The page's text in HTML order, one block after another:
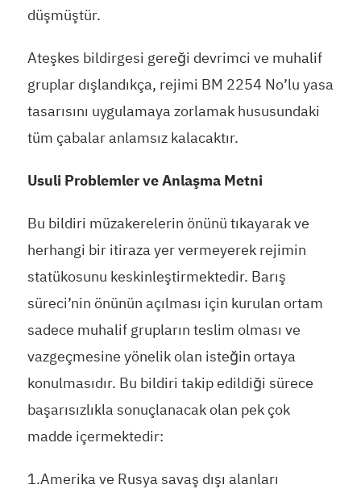
düşmüştür.
Ateşkes bildirgesi gereği devrimci ve muhalif
gruplar dışlandıkça, rejimi BM 2254 No’lu yasa
tasarısını uygulamaya zorlamak hususundaki
tüm çabalar anlamsız kalacaktır.
Usuli Problemler ve Anlaşma Metni
Bu bildiri müzakerelerin önünü tıkayarak ve
herhangi bir itiraza yer vermeyerek rejimin
statükosunu keskinleştirmektedir. Barış
süreci’nin önünün açılması için kurulan ortam
sadece muhalif grupların teslim olması ve
vazgeçmesine yönelik olan isteğin ortaya
konulmasıdır. Bu bildiri takip edildiği sürece
başarısızlıkla sonuçlanacak olan pek çok
madde içermektedir:
1.Amerika ve Rusya savaş dışı alanları